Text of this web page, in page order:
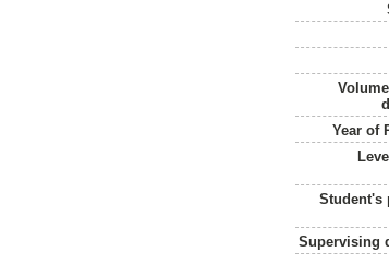
Year of
Student's
Supervising